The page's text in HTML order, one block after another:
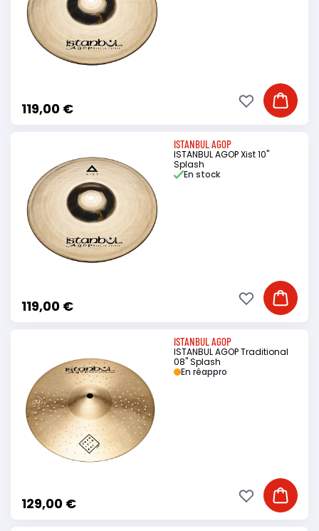
119,00 € Ajouter
Ajouter à ma
ISTANBUL AGOP
ISTANBUL AGOP Xist 10"
Splash
119,00 €
En stock
Ajouter
Ajouter à ma
ISTANBUL AGOP
ISTANBUL AGOP Traditional
08" Splash
129,00 €
En réappro
Ajouter
Ajouter à ma